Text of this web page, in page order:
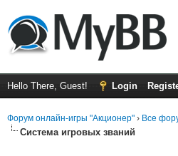
Hello There, Guest! Login
Форум онлайн-игры "Акционер" › Все
Система игровых званий